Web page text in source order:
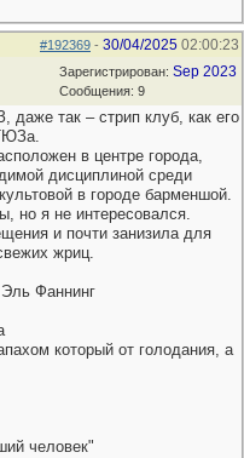
#192369 - 30/04/2025 02:00:23
Зарегистрирован: Sep 2023
Сообщения: 9
так – стрип клуб, как его
в центре города,
дисциплиной среди
в городе барменшой.
но я не интересовался.
и почти занизила для
жриц.
Фаннинг
который от голодания, а
человек"